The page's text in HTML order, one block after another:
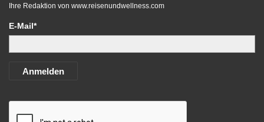
Ihre Redaktion von www.reisenundwellness.com
E-Mail*
Anmelden